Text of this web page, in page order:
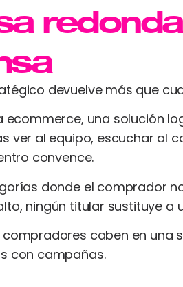
devuelve más que
ecommerce, una solución
ver al equipo, escuchar al
convence.
donde el comprador
ningún titular sustituye a
caben en una
con campañas.